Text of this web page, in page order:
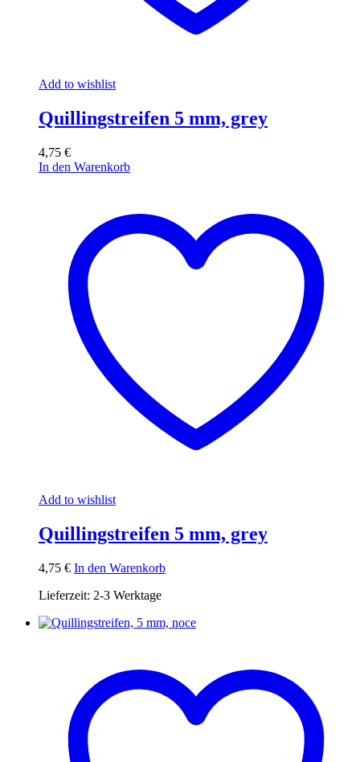
Add to wishlist
Quillingstreifen 5 mm, grey
4,75 €
In den Warenkorb
Add to wishlist
Quillingstreifen 5 mm, grey
4,75 € In den Warenkorb
Lieferzeit: 2-3 Werktage